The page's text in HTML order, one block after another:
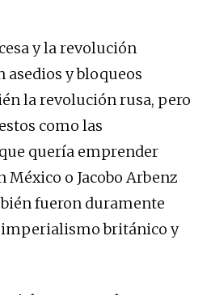
y la revolución
y bloqueos
la revolución rusa, pero
como las
quería emprender
México o Jacobo Arbenz
fueron duramente
imperialismo británico y